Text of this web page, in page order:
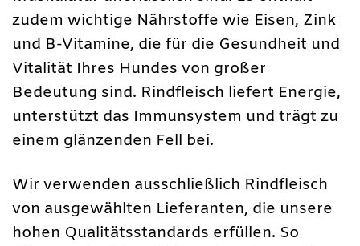
zudem wichtige Nährstoffe wie Eisen, Zink
und B-Vitamine, die für die Gesundheit und
Vitalität Ihres Hundes von großer
Bedeutung sind. Rindfleisch liefert Energie,
unterstützt das Immunsystem und trägt zu
einem glänzenden Fell bei.
Wir verwenden ausschließlich Rindfleisch
von ausgewählten Lieferanten, die unsere
hohen Qualitätsstandards erfüllen. So